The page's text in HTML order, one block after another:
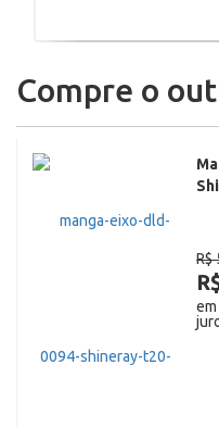
Compre o
R$